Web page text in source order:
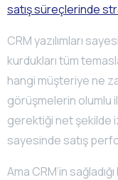
satış süreçlerinde
CRM yazılımları
kurdukları tüm
hangi müşteriye ne
görüşmelerin olumlu
gerektiği net şekilde
sayesinde satış
Ama CRM’in